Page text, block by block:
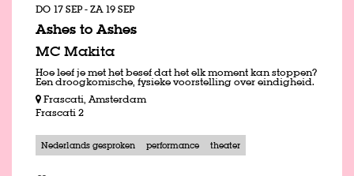
Ashes to Ashes
MC Makita
DO 17 SEP-ZA 19 SEP
Hoe leef je met het besef dat het elk moment kan stoppen?
Een droogkomische, fysieke voorstelling over eindigheid.
Frascati, Amsterdam
Frascati 2
Nederlands gesproken performance theater